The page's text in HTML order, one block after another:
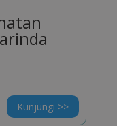
Kunjungi >>